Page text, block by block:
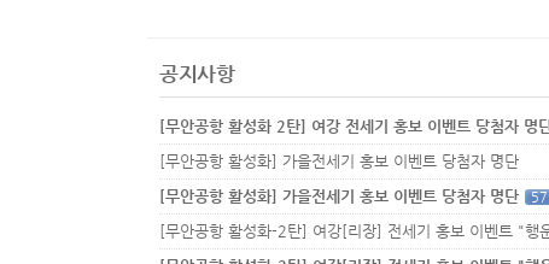
공지사항
[무안공항 활성화 2탄] 여강 전세기 홍보 이벤트 당첨자 명
[무안공항 활성화] 가을전세기 홍보 이벤트 당첨자 명단
[무안공항 활성화] 가을전세기 홍보 이벤트 당첨자 명단
57